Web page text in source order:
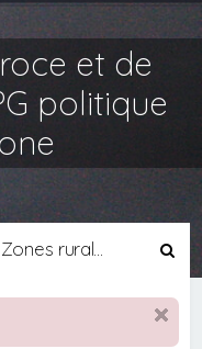
et de
politique
c
h